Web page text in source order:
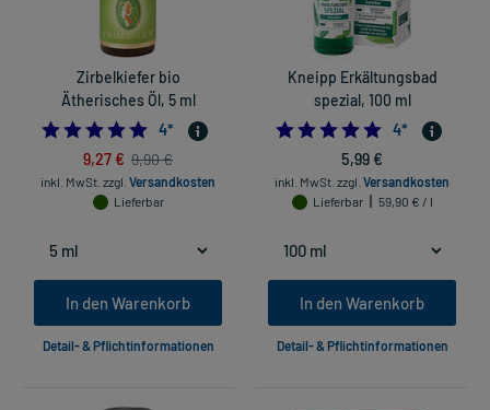
Zirbelkiefer bio
Ätherisches Öl, 5 ml
5.0
4*
9,27 € 9,90 €
inkl. MwSt. zzgl. Versandkosten
Lieferbar
In den Warenkorb
Detail- & Pflichtinformationen
Kneipp Erkältungsbad
spezial, 100 ml
5.0
4*
5,99 €
inkl. MwSt. zzgl. Versandkosten
Lieferbar
59,90 € / l
In den Warenkorb
Detail- & Pflichtinformationen